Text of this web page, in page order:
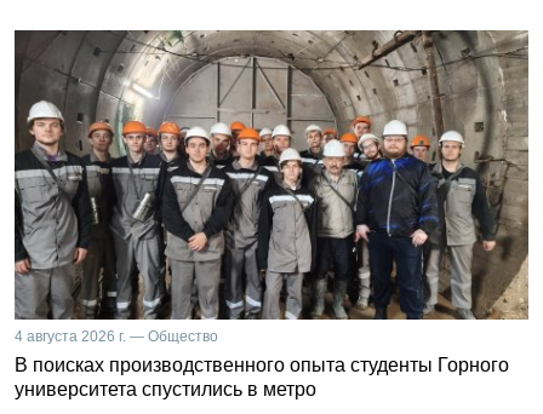
4 августа 2026 г. — Общество
В поисках производственного опыта студенты Горного
университета спустились в метро